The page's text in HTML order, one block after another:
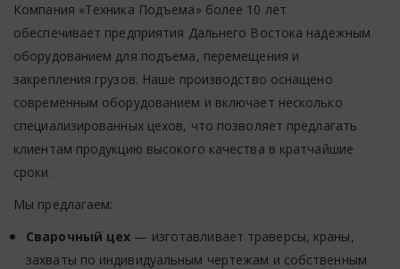
Компания «Техника Подъема» более 10 лет
обеспечивает предприятия Дальнего Востока надежным
оборудованием для подъема, перемещения и
закрепления грузов. Наше производство оснащено
современным оборудованием и включает несколько
специализированных цехов, что позволяет предлагать
клиентам продукцию высокого качества в кратчайшие
сроки.
Мы предлагаем:
Сварочный цех — изготавливает траверсы, краны,
захваты по индивидуальным чертежам и собственным